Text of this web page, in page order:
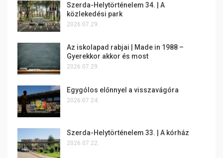
Szerda-Helytörténelem 34. | A
közlekedési park
2026.07.29.
Az iskolapad rabjai | Made in 1988 –
Gyerekkor akkor és most
2026.07.29.
Egygólos előnnyel a visszavágóra
2026.07.24.
Szerda-Helytörténelem 33. | A kórház
2026.07.22.